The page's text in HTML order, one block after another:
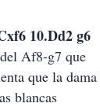
10.Dd2 g6
Af8-g7 que
que la dama
blancas